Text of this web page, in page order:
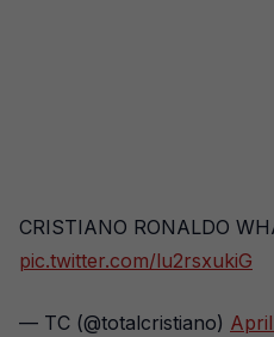
CRISTIANO RONALDO
pic.twitter.com/lu2rsxukiG
— TC (@totalcristiano)